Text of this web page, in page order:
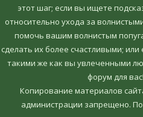
этот шаг; если вы ищете
относительно ухода за
помочь вашим волнистым
сделать их более счастливыми;
такими же как вы увлеченными
форум для
Копирование материалов
администрации запрещено.